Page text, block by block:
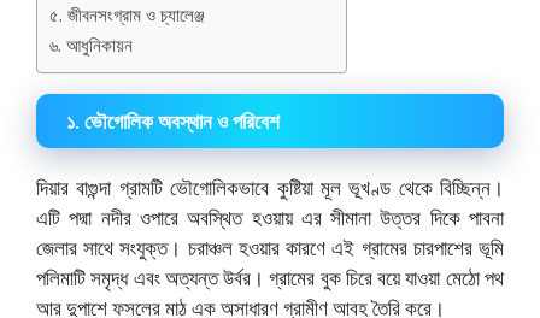
৫. জীবনসংগ্রাম ও চ্যালেঞ্জ
৬. আধুনিকায়ন
১. ভৌগোলিক অবস্থান ও পরিবেশ
দিয়ার বাগুন্দা গ্রামটি ভৌগোলিকভাবে কুষ্টিয়া মূল ভূখণ্ড থেকে বিচ্ছিন্ন।
এটি পদ্মা নদীর ওপারে অবস্থিত হওয়ায় এর সীমানা উত্তর দিকে পাবনা
জেলার সাথে সংযুক্ত। চরাঞ্চল হওয়ার কারণে এই গ্রামের চারপাশের ভূমি
পলিমাটি সমৃদ্ধ এবং অত্যন্ত উর্বর। গ্রামের বুক চিরে বয়ে যাওয়া মেঠো পথ
আর দুপাশে ফসলের মাঠ এক অসাধারণ গ্রামীণ আবহ তৈরি করে।